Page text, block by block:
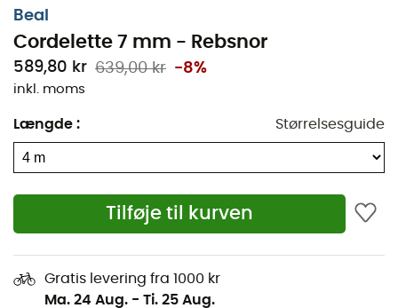
Beal
Cordelette 7 mm - Rebsnor
589,80 kr 639,00 kr -8%
inkl. moms
Længde : Størrelsesguide
Tilføje til kurven
Gratis levering fra 1000 kr
Ma. 24 Aug. - Ti. 25 Aug.